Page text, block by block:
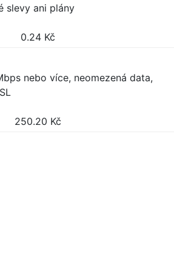
slevy ani plány
0.24 Kč
nebo více, neomezená data,
250.20 Kč